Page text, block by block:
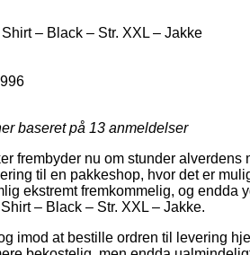
– Black – Str. XXL – Jakke
baseret på 13 anmeldelser
frembyder nu om stunder
til en pakkeshop, hvor det er
ekstremt fremkommelig, og endda
– Black – Str. XXL – Jakke.
imod at bestille ordren til levering